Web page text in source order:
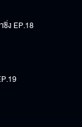
ง EP.18